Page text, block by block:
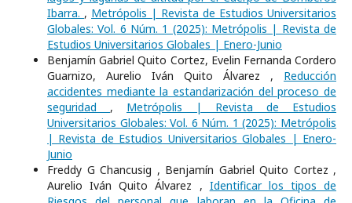
Ibarra. , Metrópolis | Revista de Estudios Universitarios
Globales: Vol. 6 Núm. 1 (2025): Metrópolis | Revista de
Estudios Universitarios Globales | Enero-Junio
Benjamín Gabriel Quito Cortez, Evelin Fernanda Cordero
Guarnizo, Aurelio Iván Quito Álvarez , Reducción
accidentes mediante la estandarización del proceso de
seguridad , Metrópolis | Revista de Estudios
Universitarios Globales: Vol. 6 Núm. 1 (2025): Metrópolis
| Revista de Estudios Universitarios Globales | Enero-
Junio
Freddy G Chancusig , Benjamín Gabriel Quito Cortez ,
Aurelio Iván Quito Álvarez , Identificar los tipos de